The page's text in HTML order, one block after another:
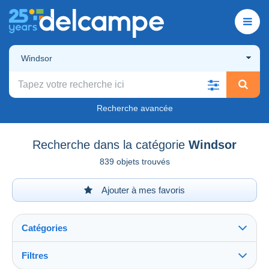
Windsor
Recherche avancée
Recherche dans la catégorie Windsor
839 objets trouvés
Ajouter à mes favoris
Catégories
Filtres